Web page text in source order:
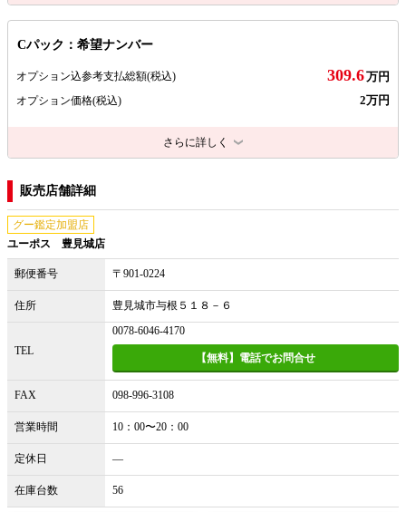
Cパック：希望ナンバー
オプション込参考支払総額(税込) 309.6万円
オプション価格(税込) 2万円
さらに詳しく
販売店舗詳細
グー鑑定加盟店
ユーポス 豊見城店
郵便番号 〒901-0224
住所 豊見城市与根５１８－６
TEL
0078-6046-4170
【無料】電話でお問合せ
FAX 098-996-3108
営業時間 10：00〜20：00
定休日 ―
在庫台数 56